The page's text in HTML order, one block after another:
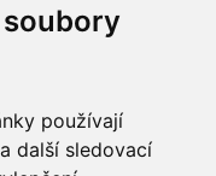
používají
další sledovací